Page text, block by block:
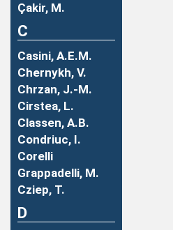
Çakir, M.
C
Casini, A.E.M.
Chernykh, V.
Chrzan, J.-M.
Cirstea, L.
Classen, A.B.
Condriuc, I.
Corelli
Grappadelli, M.
Cziep, T.
D